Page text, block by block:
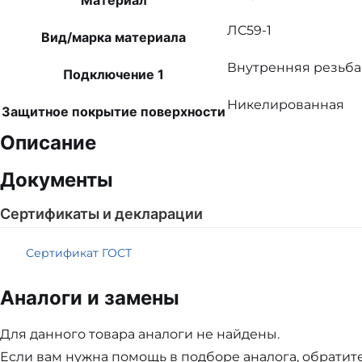
Вид/марка материала ЛС59-1
Подключение 1 Внутренняя резьба
Защитное покрытие поверхности Никелированная
Описание
Документы
Сертификаты и декларации
Сертификат ГОСТ
Аналоги и замены
Для данного товара аналоги не найдены.
Если вам нужна помощь в подборе аналога,